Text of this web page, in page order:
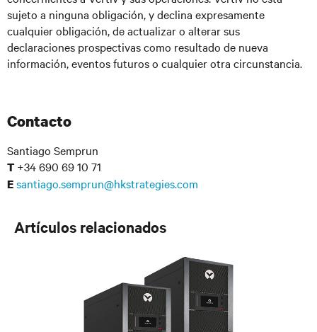
sujeto a ninguna obligación, y declina expresamente
cualquier obligación, de actualizar o alterar sus
declaraciones prospectivas como resultado de nueva
información, eventos futuros o cualquier otra circunstancia.
Contacto
Santiago Semprun
T +34 690 69 10 71
Esantiago.semprun@hkstrategies.com
Artículos relacionados